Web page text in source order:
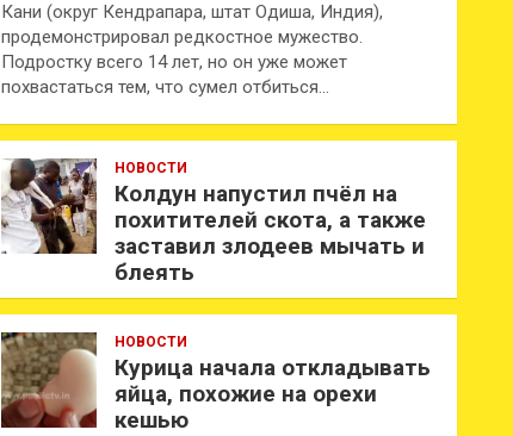
Кани (округ Кендрапара, штат Одиша, Индия),
продемонстрировал редкостное мужество.
Подростку всего 14 лет, но он уже может
похвастаться тем, что сумел отбиться…
НОВОСТИ
Колдун напустил пчёл на
похитителей скота, а также
заставил злодеев мычать и
блеять
НОВОСТИ
Курица начала откладывать
яйца, похожие на орехи
кешью